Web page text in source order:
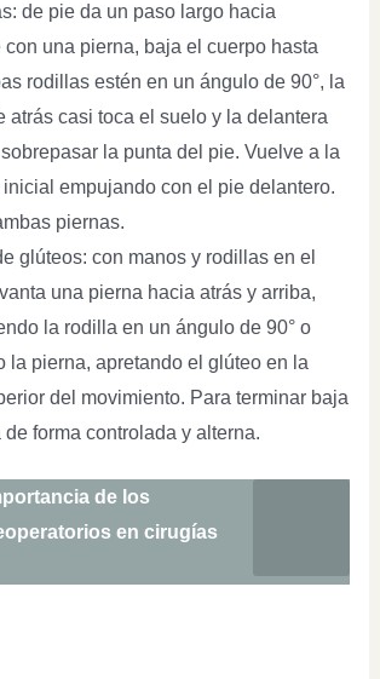
de pie da un paso largo hacia
con una pierna, baja el cuerpo hasta
rodillas estén en un ángulo de 90°, la
atrás casi toca el suelo y la delantera
la punta del pie. Vuelve a la
empujando con el pie delantero.
piernas.
glúteos: con manos y rodillas en el
una pierna hacia atrás y arriba,
la rodilla en un ángulo de 90° o
la pierna, apretando el glúteo en la
del movimiento. Para terminar baja
de forma controlada y alterna.
de los
en cirugías